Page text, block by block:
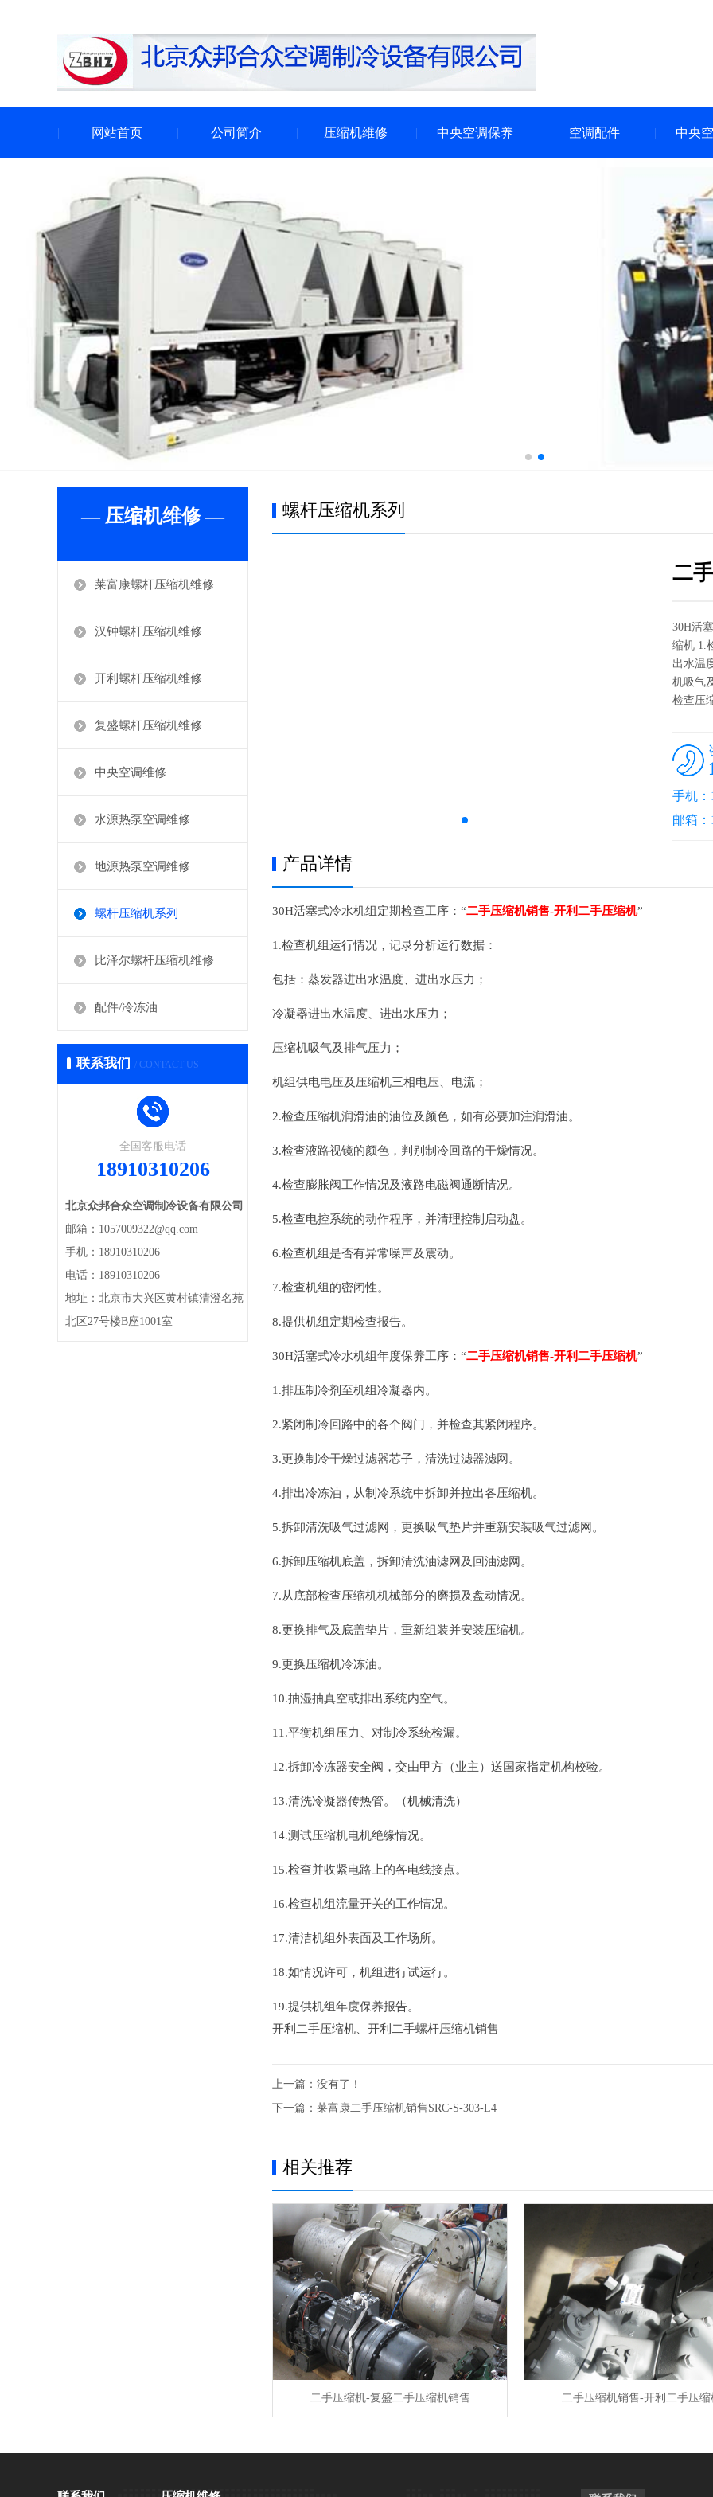
网站首页 公司简介 压缩机维修 中央空调保养 空调配件 中央
— 压缩机维修 —
莱富康螺杆压缩机维修
汉钟螺杆压缩机维修
开利螺杆压缩机维修
复盛螺杆压缩机维修
中央空调维修
水源热泵空调维修
地源热泵空调维修
螺杆压缩机系列
比泽尔螺杆压缩机维修
配件/冷冻油
联系我们 / CONTACT US
全国客服电话
18910310206
北京众邦合众空调制冷设备有限公司
邮箱：1057009322@qq.com
手机：18910310206
电话：18910310206
地址：北京市大兴区黄村镇清澄名苑
北区27号楼B座1001室
螺杆压缩机系列
二
30H活
缩机 1.
出水温
机吸气
检查压
手机：
邮箱：
产品详情
30H活塞式冷水机组定期检查工序：“二手压缩机销售-开利二手压缩机”
1.检查机组运行情况，记录分析运行数据：
包括：蒸发器进出水温度、进出水压力；
冷凝器进出水温度、进出水压力；
压缩机吸气及排气压力；
机组供电电压及压缩机三相电压、电流；
2.检查压缩机润滑油的油位及颜色，如有必要加注润滑油。
3.检查液路视镜的颜色，判别制冷回路的干燥情况。
4.检查膨胀阀工作情况及液路电磁阀通断情况。
5.检查电控系统的动作程序，并清理控制启动盘。
6.检查机组是否有异常噪声及震动。
7.检查机组的密闭性。
8.提供机组定期检查报告。
30H活塞式冷水机组年度保养工序：“二手压缩机销售-开利二手压缩机”
1.排压制冷剂至机组冷凝器内。
2.紧闭制冷回路中的各个阀门，并检查其紧闭程序。
3.更换制冷干燥过滤器芯子，清洗过滤器滤网。
4.排出冷冻油，从制冷系统中拆卸并拉出各压缩机。
5.拆卸清洗吸气过滤网，更换吸气垫片并重新安装吸气过滤网。
6.拆卸压缩机底盖，拆卸清洗油滤网及回油滤网。
7.从底部检查压缩机机械部分的磨损及盘动情况。
8.更换排气及底盖垫片，重新组装并安装压缩机。
9.更换压缩机冷冻油。
10.抽湿抽真空或排出系统内空气。
11.平衡机组压力、对制冷系统检漏。
12.拆卸冷冻器安全阀，交由甲方（业主）送国家指定机构校验。
13.清洗冷凝器传热管。（机械清洗）
14.测试压缩机电机绝缘情况。
15.检查并收紧电路上的各电线接点。
16.检查机组流量开关的工作情况。
17.清洁机组外表面及工作场所。
18.如情况许可，机组进行试运行。
19.提供机组年度保养报告。
开利二手压缩机、开利二手螺杆压缩机销售
上一篇：没有了！
下一篇： 莱富康二手压缩机销售SRC-S-303-L4
相关推荐
二手压缩机-复盛二手压缩机销售 二手压缩机销售-开利二手压缩